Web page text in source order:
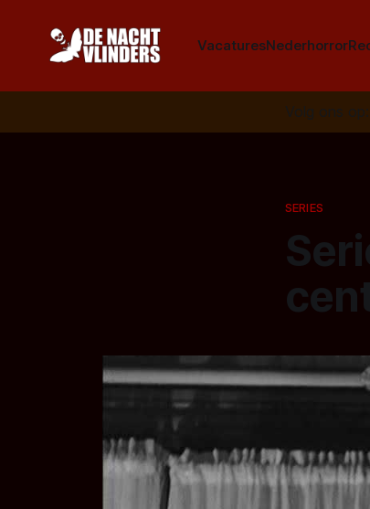
VacaturesNederhorror
Volg ons op:
SERIES